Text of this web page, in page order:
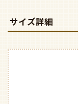
サイズ詳細